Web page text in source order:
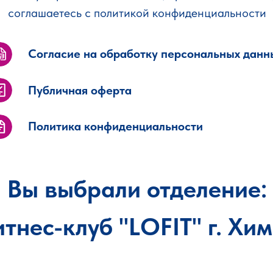
соглашаетесь с политикой конфиденциальности
Публичная оферта
Политика конфиденциальности
Согласие на обработку персональных
Вы выбрали отделение:
клуб "LOFIT" г.